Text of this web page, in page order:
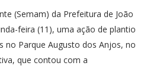
(Semam) da Prefeitura de João
feira (11), uma ação de plantio
no Parque Augusto dos Anjos, no
que contou com a